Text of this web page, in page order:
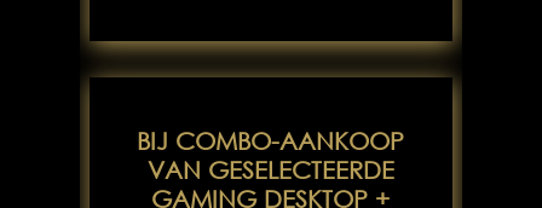
BIJ COMBO-AANKOOP
VAN GESELECTEERDE
GAMING DESKTOP +